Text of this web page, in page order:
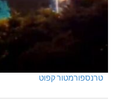
טרנספורמטור קפוט